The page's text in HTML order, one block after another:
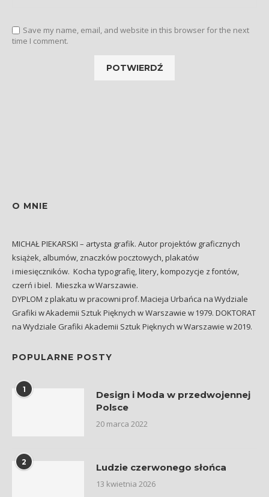
Save my name, email, and website in this browser for the next
time I comment.
O MNIE
MICHAŁ PIEKARSKI – artysta grafik. Autor projektów graficznych
książek, albumów, znaczków pocztowych, plakatów
i miesięczników. Kocha typografię, litery, kompozycje z fontów,
czerń i biel. Mieszka w Warszawie.
DYPLOM z plakatu w pracowni prof. Macieja Urbańca na Wydziale
Grafiki w Akademii Sztuk Pięknych w Warszawie w 1979. DOKTORAT
na Wydziale Grafiki Akademii Sztuk Pięknych w Warszawie w 2019.
POPULARNE POSTY
1
Design i Moda w przedwojennej
Polsce
20 marca 2022
2 Ludzie czerwonego słońca
13 kwietnia 2026